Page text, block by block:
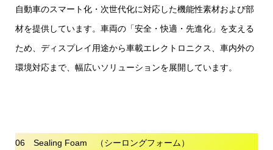
自動車のスマート化・次世代化に対応した機能性素材および部
材を提供しています。車両の「安全・快適・先進化」を支える
ため、ディスプレイ用途から車載エレクトロニクス、車内外の
環境対応まで、幅広いソリューションを展開しています。
06 Sealing Foam （シーロングフォーム）